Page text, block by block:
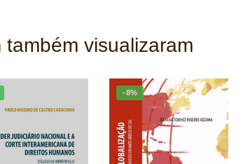
visualizaram
-8%